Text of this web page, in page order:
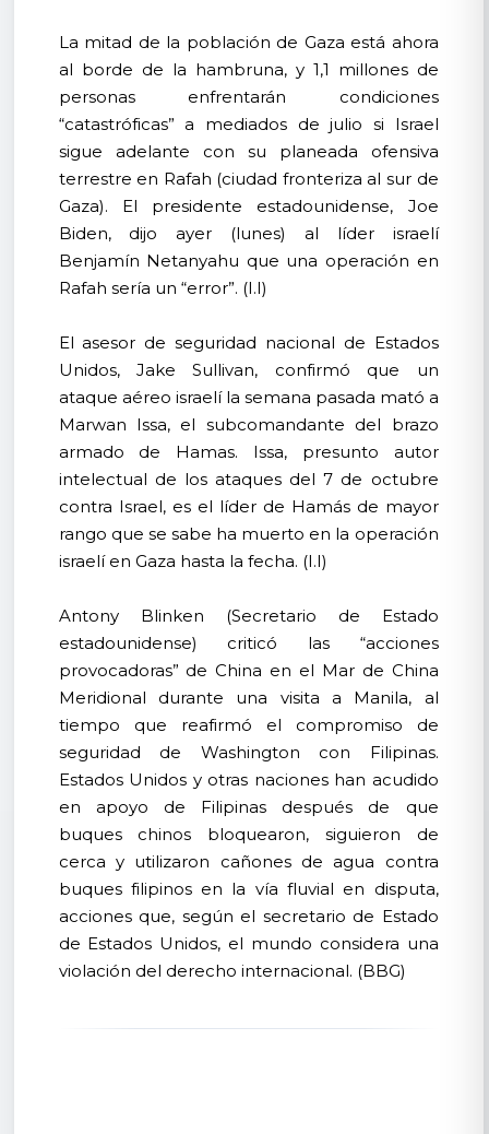
La mitad de la población de Gaza está ahora
al borde de la hambruna, y 1,1 millones de
personas enfrentarán condiciones
“catastróficas” a mediados de julio si Israel
sigue adelante con su planeada ofensiva
terrestre en Rafah (ciudad fronteriza al sur de
Gaza). El presidente estadounidense, Joe
Biden, dijo ayer (lunes) al líder israelí
Benjamín Netanyahu que una operación en
Rafah sería un “error”. (I.I)
El asesor de seguridad nacional de Estados
Unidos, Jake Sullivan, confirmó que un
ataque aéreo israelí la semana pasada mató a
Marwan Issa, el subcomandante del brazo
armado de Hamas. Issa, presunto autor
intelectual de los ataques del 7 de octubre
contra Israel, es el líder de Hamás de mayor
rango que se sabe ha muerto en la operación
israelí en Gaza hasta la fecha. (I.I)
Antony Blinken (Secretario de Estado
estadounidense) criticó las “acciones
provocadoras” de China en el Mar de China
Meridional durante una visita a Manila, al
tiempo que reafirmó el compromiso de
seguridad de Washington con Filipinas.
Estados Unidos y otras naciones han acudido
en apoyo de Filipinas después de que
buques chinos bloquearon, siguieron de
cerca y utilizaron cañones de agua contra
buques filipinos en la vía fluvial en disputa,
acciones que, según el secretario de Estado
de Estados Unidos, el mundo considera una
violación del derecho internacional. (BBG)